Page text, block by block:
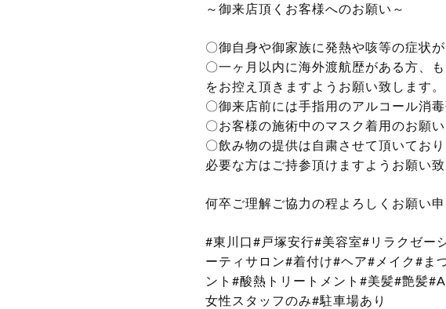
～御来店頂くお客様へのお願い～
〇御自身や御家族に発熱や咳等の症状
〇一ヶ月以内に海外渡航歴がある方、
をお控え頂きますようお願い致します。
〇御来店前には手指用のアルコール消
〇お客様の施術中のマスク着用のお願い
〇飲み物の提供は自粛させて頂いており
必要な方はご持参頂けますようお願い致
何卒ご理解ご協力の程よろしくお願い申
#東川口#戸塚安行#美容室#リラクゼー
ーティサロン#着付け#ヘア#メイク#ま
ント#酸熱トリートメント#美髪#艶髪
女性スタッフのみ#駐車場あり